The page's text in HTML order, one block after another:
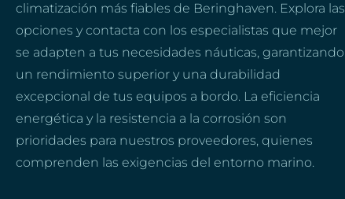
climatización más fiables de Beringhaven. Explora las
opciones y contacta con los especialistas que mejor
se adapten a tus necesidades náuticas, garantizando
un rendimiento superior y una durabilidad
excepcional de tus equipos a bordo. La eficiencia
energética y la resistencia a la corrosión son
prioridades para nuestros proveedores, quienes
comprenden las exigencias del entorno marino.